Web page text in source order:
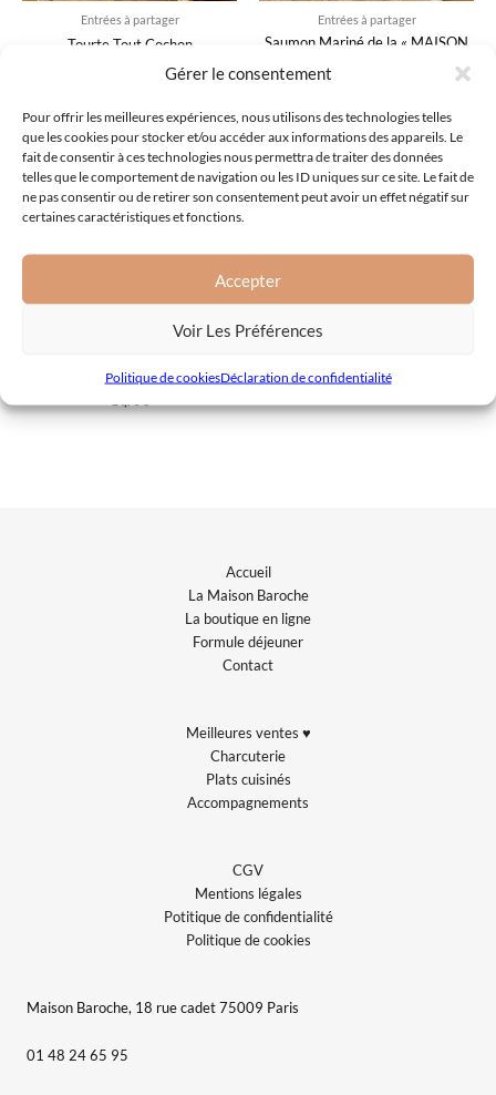
Gérer le consentement
Pour offrir les meilleures expériences, nous utilisons des technologies telles
que les cookies pour stocker et/ou accéder aux informations des appareils. Le
fait de consentir à ces technologies nous permettra de traiter des données
telles que le comportement de navigation ou les ID uniques sur ce site. Le fait de
ne pas consentir ou de retirer son consentement peut avoir un effet négatif sur
certaines caractéristiques et fonctions.
Accepter
Voir Les Préférences
Politique de cookiesDéclaration de confidentialité
Entrées à partager
Tourte Tout Cochon
Entrées à partager
Saumon Mariné de la « MAISON
Entrées à partager
« MAISON BAROCHE »
Accueil
La Maison Baroche
La boutique en ligne
Formule déjeuner
Contact
Meilleures ventes ♥
Charcuterie
Plats cuisinés
Accompagnements
CGV
Mentions légales
Potitique de confidentialité
Politique de cookies
Maison Baroche, 18 rue cadet 75009 Paris
01 48 24 65 95